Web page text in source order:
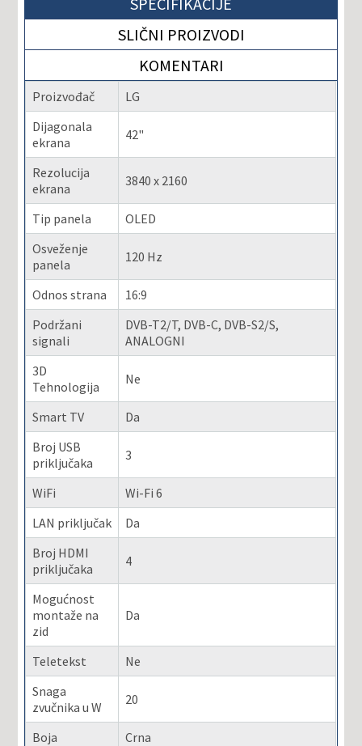
SLIČNI PROIZVODI
KOMENTARI
Proizvođač
LG
Dijagonala
ekrana
42"
Rezolucija
ekrana
3840 x 2160
Tip panela
OLED
Osveženje
panela
120 Hz
Odnos strana
16:9
Podržani
signali
DVB-T2/T, DVB-C, DVB-S2/S,
ANALOGNI
3D
Tehnologija
Ne
Smart TV
Da
Broj USB
priključaka
3
WiFi
Wi-Fi 6
LAN priključak
Da
Broj HDMI
priključaka
4
Mogućnost
montaže na
zid
Da
Teletekst
Ne
Snaga
zvučnika u W
20
Boja
Crna